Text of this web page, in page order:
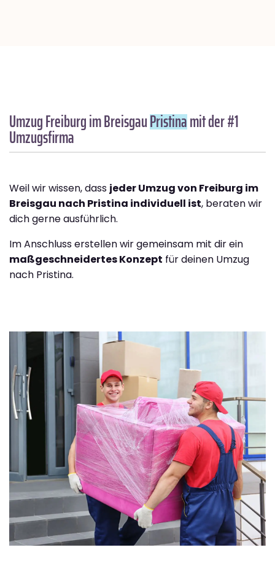
Umzug Freiburg im BreisgauPristinamit der #1
Umzugsfirma
Weil wir wissen, dass jeder Umzug von Freiburg im
Breisgau nach Pristina individuell ist, beraten wir
dich gerne ausführlich.
Im Anschluss erstellen wir gemeinsam mit dir ein
maßgeschneidertes Konzept für deinen Umzug
nach Pristina.